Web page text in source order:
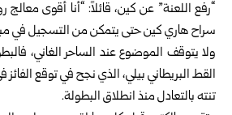
“رفع اللعنة” عن كين، قائلاً: “أنا أقوى
سراح هاري كين حتى يتمكن من التسجيل في
ولا يتوقف الموضوع عند الساحر الغاني،
القط البريطاني بيلي، الذي نجح في توقع الفائز
تنته بالتعادل منذ انطلاق البطولة.